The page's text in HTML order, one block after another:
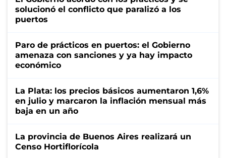
solucionó el conflicto que paralizó a los
puertos
Paro de prácticos en puertos: el Gobierno
amenaza con sanciones y ya hay impacto
económico
La Plata: los precios básicos aumentaron 1,6%
en julio y marcaron la inflación mensual más
baja en un año
La provincia de Buenos Aires realizará un
Censo Hortiflorícola